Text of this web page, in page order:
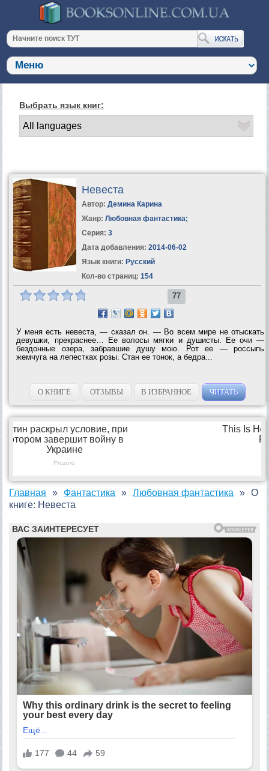
Выбрать язык книг:
Невеста
Автор: Демина Карина
Жанр: Любовная фантастика;
Серия: 3
Дата добавления: 2014-06-02
Язык книги: Русский
Кол-во страниц: 154
77
У меня есть невеста, — сказал он. — Во всем мире не отыскать
девушки, прекраснее… Ее волосы мягки и душисты. Ее очи —
бездонные озера, забравшие душу мою. Рот ее — россыпь
жемчуга на лепестках розы. Стан ее тонок, а бедра...
О КНИГЕ ОТЗЫВЫ В ИЗБРАННОЕ ЧИТАТЬ
Главная Фантастика Любовная фантастика
О
книге: Невеста